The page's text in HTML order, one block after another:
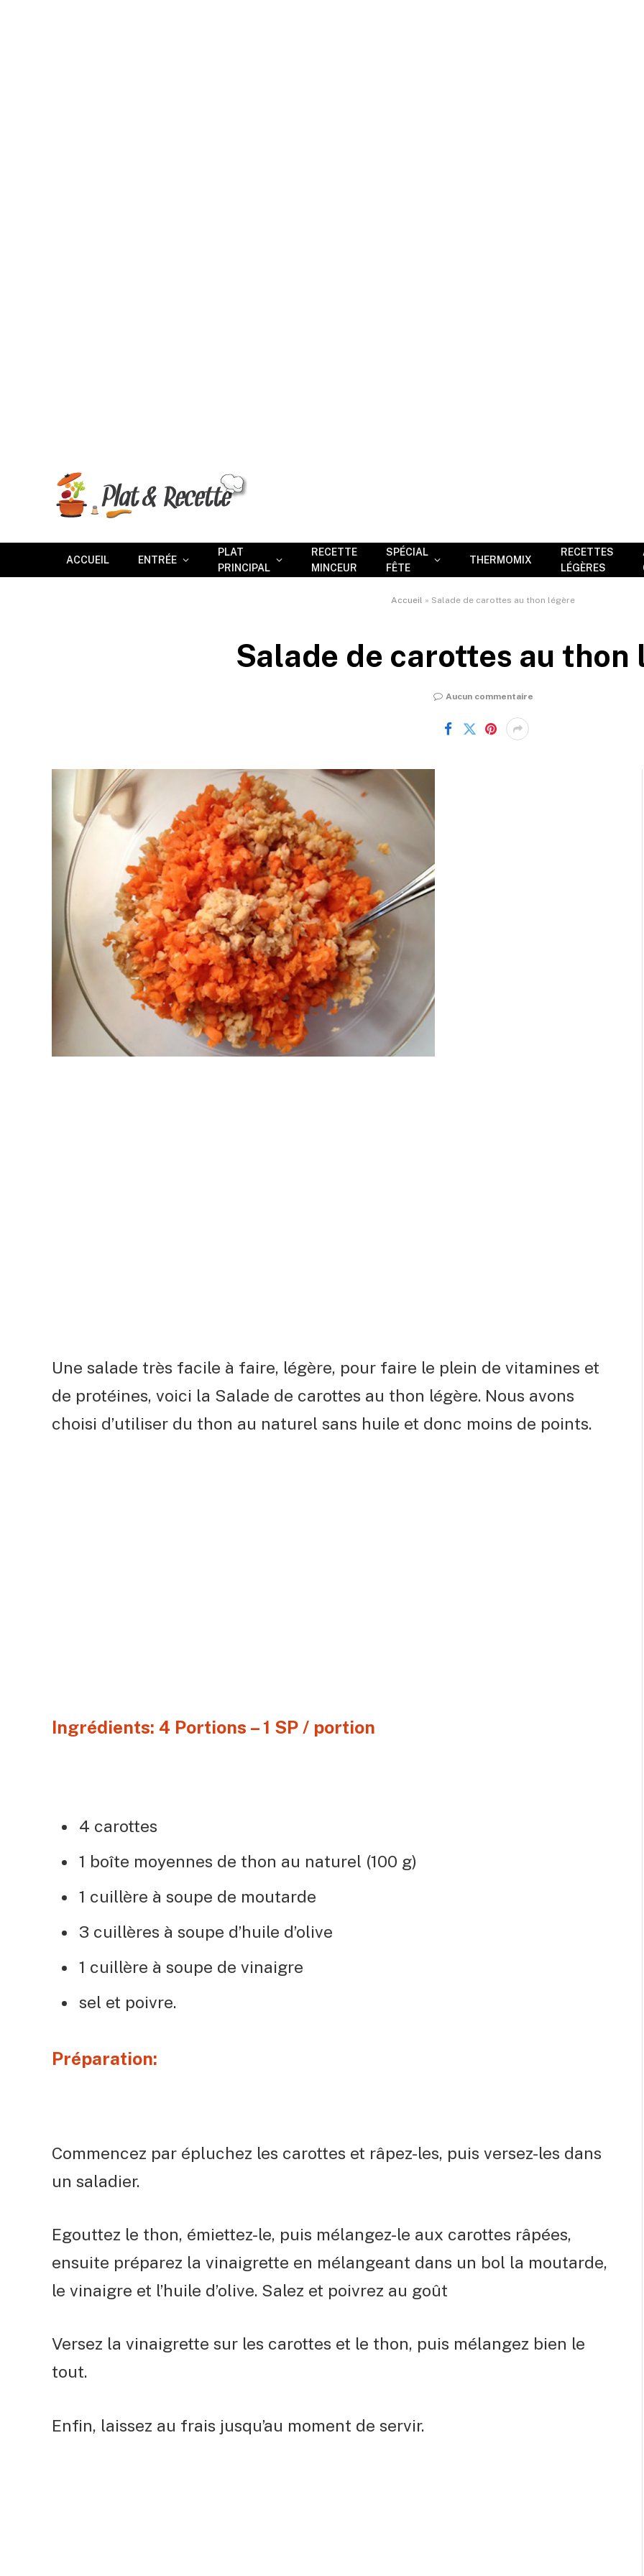
ACCUEIL ENTRÉE
PLAT
PRINCIPAL
RECETTE
MINCEUR
SPÉCIAL
FÊTE
THERMOMIX
RECETTES
LÉGÈRES
Accueil » Salade de carottes au thon légère
Salade de carottes au thon
Aucun commentaire
Une salade très facile à faire, légère, pour faire le plein de vitamines et
de protéines, voici la Salade de carottes au thon légère. Nous avons
choisi d’utiliser du thon au naturel sans huile et donc moins de points.
Ingrédients: 4 Portions – 1 SP / portion
4 carottes
1 boîte moyennes de thon au naturel (100 g)
1 cuillère à soupe de moutarde
3 cuillères à soupe d’huile d’olive
1 cuillère à soupe de vinaigre
sel et poivre.
Préparation:
Commencez par épluchez les carottes et râpez-les, puis versez-les dans
un saladier.
Egouttez le thon, émiettez-le, puis mélangez-le aux carottes râpées,
ensuite préparez la vinaigrette en mélangeant dans un bol la moutarde,
le vinaigre et l’huile d’olive. Salez et poivrez au goût
Versez la vinaigrette sur les carottes et le thon, puis mélangez bien le
tout.
Enfin, laissez au frais jusqu’au moment de servir.